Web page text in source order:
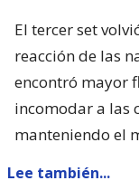
El tercer set
reacción de las
encontró mayor
incomodar a las
manteniendo el
Lee también...